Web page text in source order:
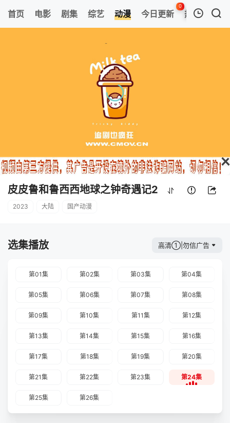
首页 电影 剧集 综艺 动漫 今日更新
0
热榜 APP
皮皮鲁和鲁西西地球之钟奇遇记2
清空
皮皮鲁和鲁西西地球之钟奇遇记2
2023 大陆 国产动漫
选集播放 高清①|勿信广告
第01集 第02集 第03集 第04集
第05集 第06集 第07集 第08集
第09集 第10集 第11集 第12集
第13集 第14集 第15集 第16集
第17集 第18集 第19集 第20集
第21集 第22集 第23集 第24集
第25集 第26集